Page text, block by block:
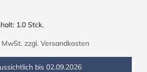
1.0 Stck.
zzgl. Versandkosten
bis 02.09.2026